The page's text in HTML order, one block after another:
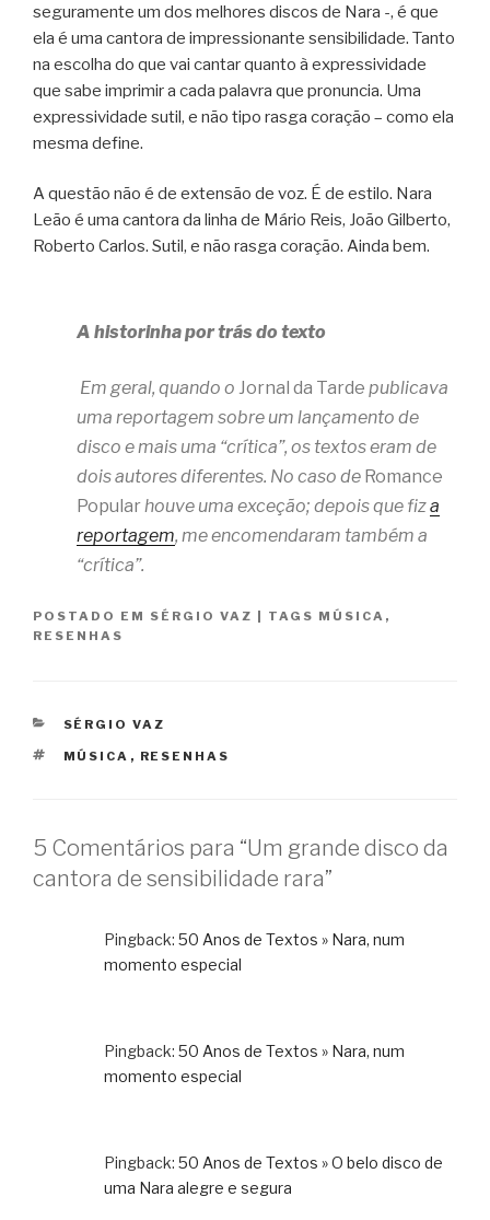
seguramente um dos melhores discos de Nara -, é que
ela é uma cantora de impressionante sensibilidade. Tanto
na escolha do que vai cantar quanto à expressividade
que sabe imprimir a cada palavra que pronuncia. Uma
expressividade sutil, e não tipo rasga coração – como ela
mesma define.
A questão não é de extensão de voz. É de estilo. Nara
Leão é uma cantora da linha de Mário Reis, João Gilberto,
Roberto Carlos. Sutil, e não rasga coração. Ainda bem.
A historinha por trás do texto
Em geral, quando o Jornal da Tarde publicava
uma reportagem sobre um lançamento de
disco e mais uma “crítica”, os textos eram de
dois autores diferentes. No caso de Romance
Popular houve uma exceção; depois que fiza
reportagem, me encomendaram também a
“crítica”.
POSTADO EM SÉRGIO VAZ | TAGS MÚSICA ,
RESENHAS
CATEGORIAS
SÉRGIO VAZ
TAGS
MÚSICA , RESENHAS
5 Comentários para “Um grande disco da
cantora de sensibilidade rara”
Pingback: 50 Anos de Textos » Nara, num
momento especial
Pingback: 50 Anos de Textos » Nara, num
momento especial
Pingback: 50 Anos de Textos » O belo disco de
uma Nara alegre e segura